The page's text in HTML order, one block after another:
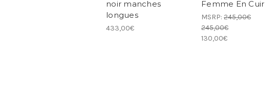
noir manches
longues
433,00€
Femme En Cuir
MSRP: 245,00€
245,00€
130,00€